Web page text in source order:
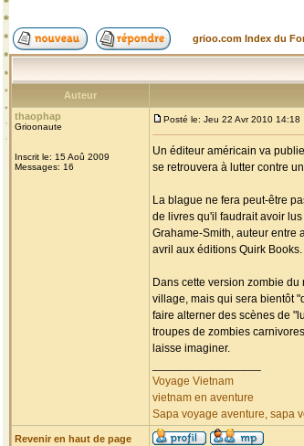
grioo.com Index du
Auteur
thaophap
Grioonaute
Inscrit le: 15 Aoû 2009
Messages: 16
Posté le: Jeu 22 Avr 2010 14:18
Un éditeur américain va
se retrouvera à lutter contre
La blague ne fera peut-être
de livres qu'il faudrait avoir
Grahame-Smith, auteur entre
avril aux éditions Quirk Books.
Dans cette version zombie
village, mais qui sera bientôt
faire alterner des scènes de
troupes de zombies
laisse imaginer.
Voyage Vietnam
vietnam en aventure
Sapa voyage aventure, sapa
Revenir en haut de page